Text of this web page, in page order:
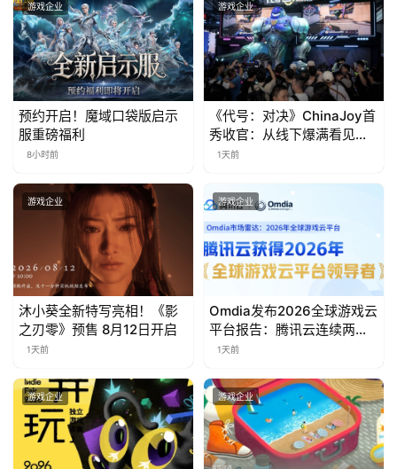
3
0
日
游
茶
对
接
上
海
站
中
文
游戏企业
预约开启！魔域口袋版启示
服重磅福利
8小时前
游戏企业
《代号：对决》ChinaJoy首
秀收官：从线下爆满看见玩
家的真实期待
1天前
游戏企业
沐小葵全新特写亮相！《影
之刃零》预售 8月12日开启
1天前
游戏企业
Omdia发布2026全球游戏云
平台报告：腾讯云连续两年
入选“领导者”象限
1天前
游戏企业 游戏企业